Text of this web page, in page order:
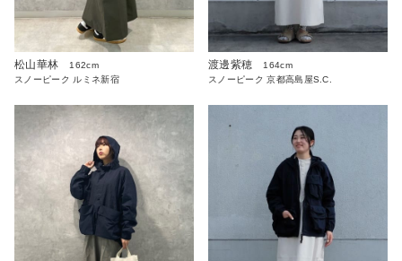
松山華林
162cm
スノーピーク ルミネ新宿
渡邊紫穂
164cm
スノーピーク 京都高島屋S.C.